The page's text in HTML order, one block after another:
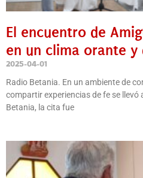
El encuentro de
en un clima orante
2025-04-01
Radio Betania. En un ambiente de
compartir experiencias de fe se llevó
Betania, la cita fue